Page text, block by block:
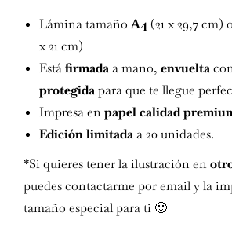
Lámina tamañoA4(21 x 29,7 cm)
x 21 cm)
Estáfirmadaa mano, envuelta
protegidapara que te llegue
Impresa enpapelcalidad
Edición limitadaa 20 unidades.
*Si quieres tener la ilustración en
puedes contactarme por email y la
tamaño especial para ti 🙂